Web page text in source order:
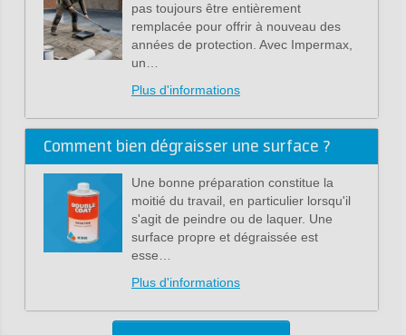
pas toujours être entièrement
remplacée pour offrir à nouveau des
années de protection. Avec Impermax,
un…
Plus d'informations
Comment bien dégraisser une surface ?
Une bonne préparation constitue la
moitié du travail, en particulier lorsqu'il
s'agit de peindre ou de laquer. Une
surface propre et dégraissée est
esse…
Plus d'informations